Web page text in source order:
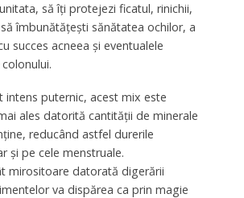
să îți protejezi ficatul, rinichii,
îmbunătățești sănătatea ochilor, a
succes acneea și eventualele
intens puternic, acest mix este
ales datorită cantității de minerale
reducând astfel durerile
și pe cele menstruale.
mirositoare datorată digerării
va dispărea ca prin magie